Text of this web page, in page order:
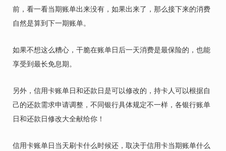
前，看一看当期账单出来没有，如果出来了，那么接下来的消费
自然是算到下一期账单。
如果不想这么糟心，干脆在账单日后一天消费是最保险的，也能
享受到最长免息期。
另外，信用卡账单日和还款日是可以修改的，持卡人可以根据自
己的还款需求申请调整，不同银行具体规定不一样，各银行账单
日和还款日修改大全献给你！
信用卡账单日当天刷卡什么时候还，取决于信用卡当期账单什么